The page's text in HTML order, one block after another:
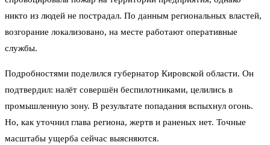
никто из людей не пострадал. По данным региональных властей,
возгорание локализовано, на месте работают оперативные
службы.
Подробностями поделился губернатор Кировской области. Он
подтвердил: налёт совершён беспилотниками, целились в
промышленную зону. В результате попадания вспыхнул огонь.
Но, как уточнил глава региона, жертв и раненых нет. Точные
масштабы ущерба сейчас выясняются.